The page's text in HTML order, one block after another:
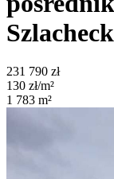
231 790 zł
130 zł/m²
1 783 m²